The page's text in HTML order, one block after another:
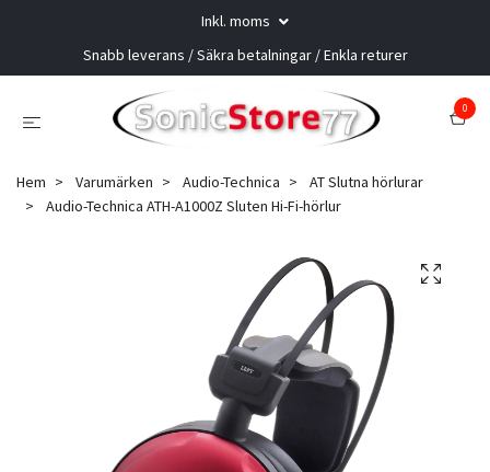
Inkl. moms
Snabb leverans / Säkra betalningar / Enkla returer
0
Hem Varumärken Audio-Technica
AT Slutna hörlurar
Audio-Technica ATH-A1000Z Sluten Hi-Fi-hörlur